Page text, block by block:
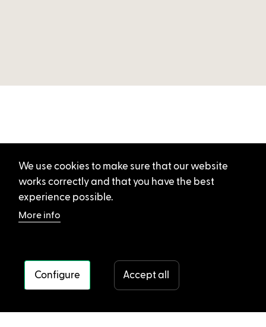
We use cookies to make sure that our website
works correctly and that you have the best
experience possible.
More info
Configure Accept all